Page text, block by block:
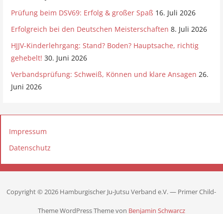
Prüfung beim DSV69: Erfolg & großer Spaß 16. Juli 2026
Erfolgreich bei den Deutschen Meisterschaften 8. Juli 2026
HJJV-Kinderlehrgang: Stand? Boden? Hauptsache, richtig
gehebelt! 30. Juni 2026
Verbandsprüfung: Schweiß, Können und klare Ansagen 26.
Juni 2026
Impressum
Datenschutz
Copyright © 2026 Hamburgischer Ju-Jutsu Verband e.V. — Primer Child-
Theme WordPress Theme von Benjamin Schwarcz